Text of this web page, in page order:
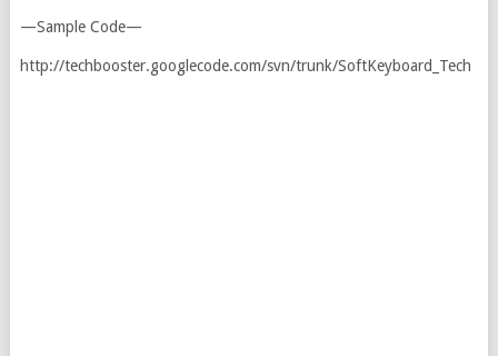
—Sample Code—
http://techbooster.googlecode.com/svn/trunk/SoftKeyboard_Tech